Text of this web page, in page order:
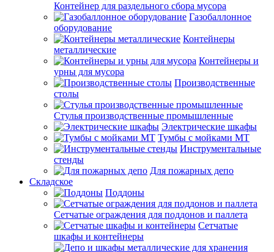
Контейнер для раздельного сбора мусора
Газобаллонное
оборудование
Контейнеры
металлические
Контейнеры и
урны для мусора
Производственные
столы
Стулья производственные промышленные
Электрические шкафы
Тумбы с мойками МТ
Инструментальные
стенды
Для пожарных депо
Складское
Поддоны
Сетчатые ограждения для поддонов и паллета
Сетчатые
шкафы и контейнеры